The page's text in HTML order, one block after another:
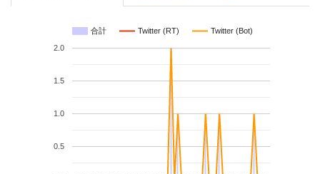
合計 Twitter (RT) Twitter (Bot)
0.5
1.0
1.5
2.0